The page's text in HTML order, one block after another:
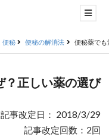
便秘 便秘の解消法 便秘薬でも
？正しい薬の選び
事改定日： 2018/3/29
記事改定回数：2回